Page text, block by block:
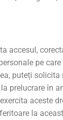
accesul,
pe care
puteți solicita
prelucrare în
aceste
la